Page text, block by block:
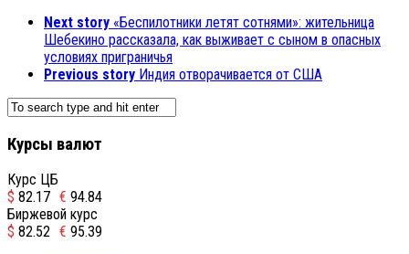
Next story «Беспилотники летят сотнями»: жительница
Шебекино рассказала, как выживает с сыном в опасных
условиях приграничья
Previous story Индия отворачивается от США
Курсы валют
Курс ЦБ
$ 82.17 € 94.84
Биржевой курс
$ 82.52 € 95.39